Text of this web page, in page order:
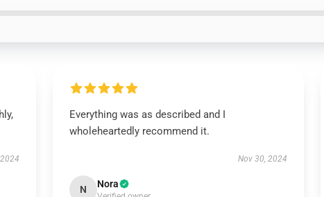
Everything was as described and I
wholeheartedly recommend it.
Nov 30, 2024
N Nora